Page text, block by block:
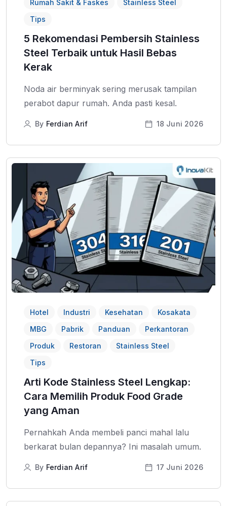
Rumah Sakit & Faskes
Stainless Steel
Tips
5 Rekomendasi Pembersih Stainless
Steel Terbaik untuk Hasil Bebas
Kerak
Noda air berminyak sering merusak tampilan
perabot dapur rumah. Anda pasti kesal.
By Ferdian Arif 18 Juni 2026
Hotel Industri Kesehatan
Kosakata
MBG
Pabrik Panduan
Perkantoran
Produk
Restoran
Stainless Steel
Tips
Arti Kode Stainless Steel Lengkap:
Cara Memilih Produk Food Grade
yang Aman
Pernahkah Anda membeli panci mahal lalu
berkarat bulan depannya? Ini masalah umum.
By Ferdian Arif 17 Juni 2026